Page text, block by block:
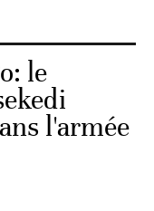
le
l'armée